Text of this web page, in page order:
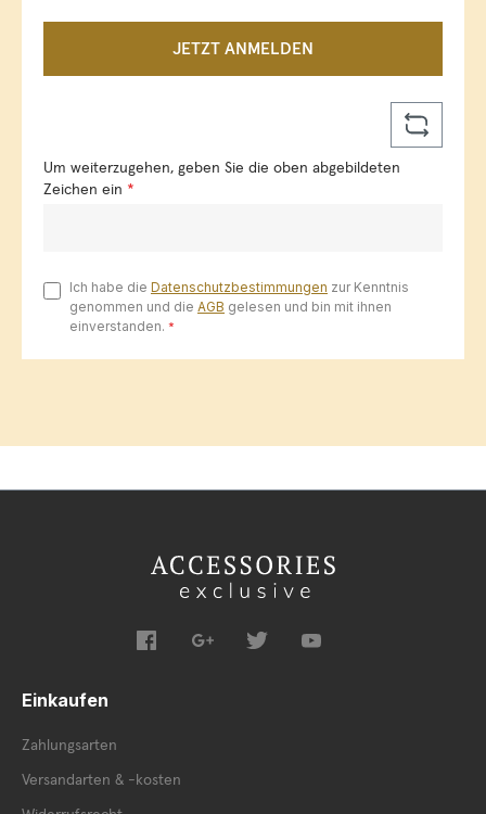
JETZT ANMELDEN
Um weiterzugehen, geben Sie die oben abgebildeten
Zeichen ein *
Ich habe die Datenschutzbestimmungen zur Kenntnis
genommen und die AGB gelesen und bin mit ihnen
einverstanden. *
Einkaufen
Zahlungsarten
Versandarten & -kosten